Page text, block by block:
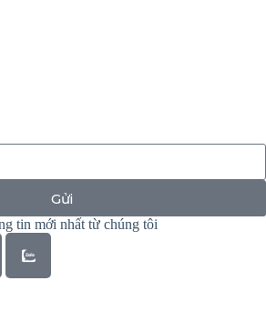
Gửi
tin mới nhất từ chúng tôi